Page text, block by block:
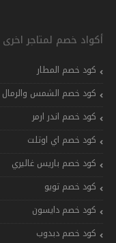
أكواد خصم لمتاجر اخرى
كود خصم المطار
كود خصم الشمس والرمال
كود خصم اندر ارمر
كود خصم اي اوتلت
كود خصم باريس غاليري
كود خصم تويو
كود خصم دايسون
كود خصم دبدوب